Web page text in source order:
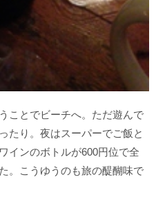
とでビーチへ。ただ遊んで
たり。夜はスーパーでご飯と
インのボトルが600円位で全
。こうゆうのも旅の醍醐味で